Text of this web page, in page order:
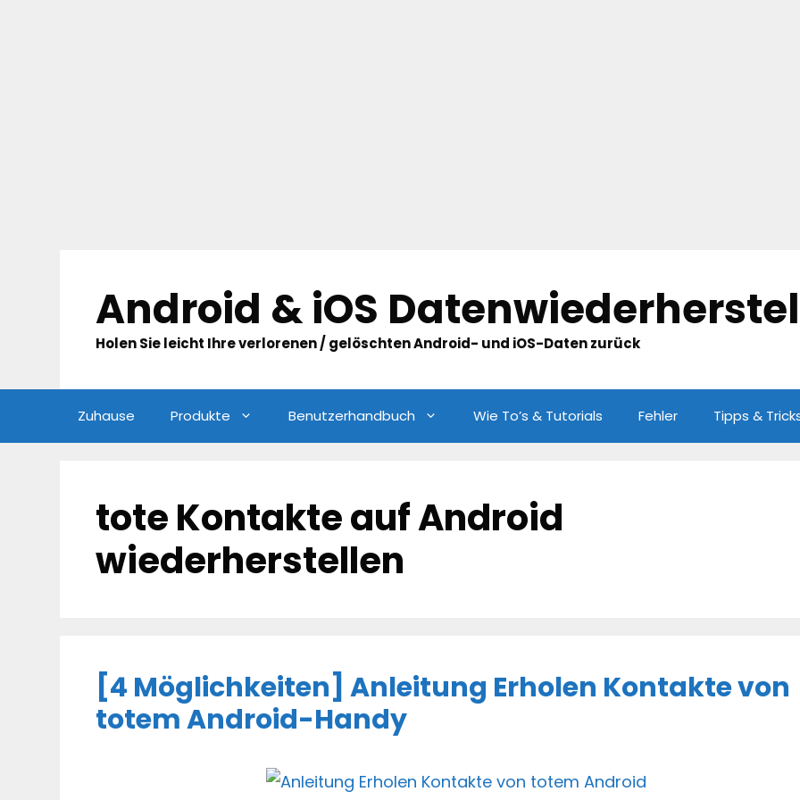
Android & iOS
Holen Sie leicht Ihre verlorenen / gelöschten Android- und iOS-Daten zurück
Zuhause Produkte Benutzerhandbuch Wie To’s & Tutorials Fehler Tipps &
tote Kontakte auf Android
wiederherstellen
[4 Möglichkeiten] Anleitung Erholen Kontakte von
totem Android-Handy